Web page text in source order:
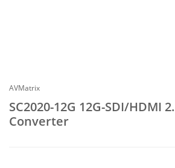
AVMatrix
SC2020-12G 12G-SDI/HDMI
Converter